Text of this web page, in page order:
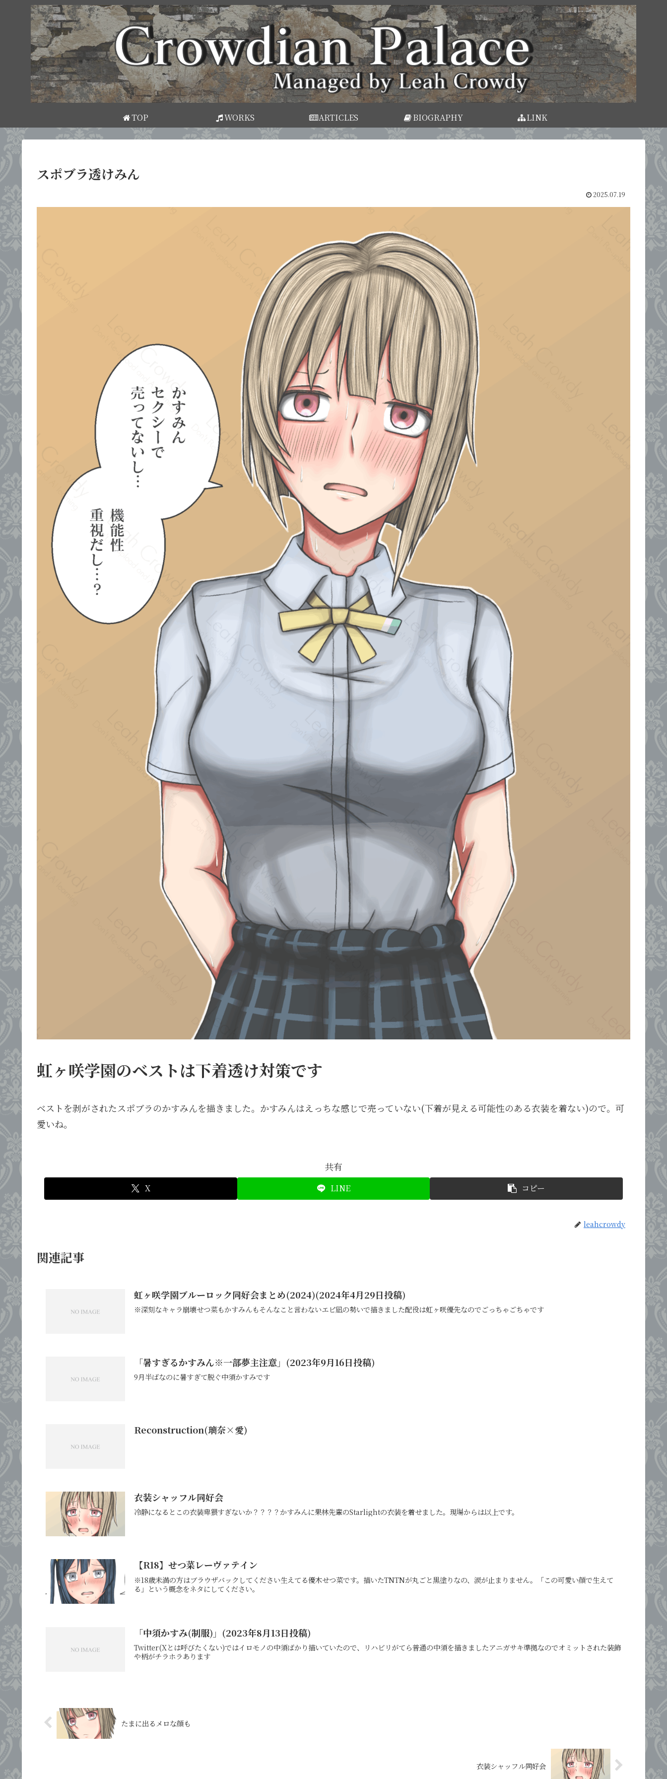
TOP WORKS ARTICLES BIOGRAPHY LINK
スポブラ透けみん
2025.07.19
虹ヶ咲学園のベストは下着透け対策です
ベストを剥がされたスポブラのかすみんを描きました。かすみんはえっちな感じで売っていない(下着が見える可能性のある衣装を着ない)ので。可
愛いね。
共有
X LINE コピー
leahcrowdy
関連記事
虹ヶ咲学園ブルーロック同好会まとめ(2024)(2024年4月29日投稿)
※深刻なキャラ崩壊せつ菜もかすみんもそんなこと言わないエピ凪の勢いで描きました配役は虹ヶ咲優先なのでごっちゃごちゃです
「暑すぎるかすみん※一部夢主注意」(2023年9月16日投稿)
9月半ばなのに暑すぎて脱ぐ中須かすみです
Reconstruction(璃奈×愛)
衣装シャッフル同好会
冷静になるとこの衣装卑猥すぎないか？？？？かすみんに果林先輩のStarlightの衣装を着せました。現場からは以上です。
【R18】せつ菜レーヴァテイン
※18歳未満の方はブラウザバックしてください生えてる優木せつ菜です。描いたTNTNが丸ごと黒塗りなの、涙が止まりません。「この可愛い顔で生えて
る」という概念をネタにしてください。
「中須かすみ(制服)」(2023年8月13日投稿)
Twitter(Xとは呼びたくない)ではイロモノの中須ばかり描いていたので、リハビリがてら普通の中須を描きましたアニガサキ準拠なのでオミットされた装飾
や柄がチラホラあります
たまに出るメロな顔も
衣装シャッフル同好会